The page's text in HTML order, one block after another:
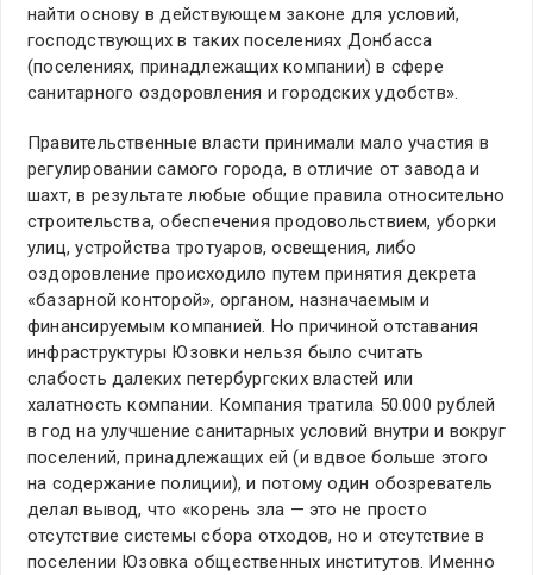
найти основу в действующем законе для условий,
господствующих в таких поселениях Донбасса
(поселениях, принадлежащих компании) в сфере
санитарного оздоровления и городских удобств».
Правительственные власти принимали мало участия в
регулировании самого города, в отличие от завода и
шахт, в результате любые общие правила относительно
строительства, обеспечения продовольствием, уборки
улиц, устройства тротуаров, освещения, либо
оздоровление происходило путем принятия декрета
«базарной конторой», органом, назначаемым и
финансируемым компанией. Но причиной отставания
инфраструктуры Юзовки нельзя было считать
слабость далеких петербургских властей или
халатность компании. Компания тратила 50.000 рублей
в год на улучшение санитарных условий внутри и вокруг
поселений, принадлежащих ей (и вдвое больше этого
на содержание полиции), и потому один обозреватель
делал вывод, что «корень зла — это не просто
отсутствие системы сбора отходов, но и отсутствие в
поселении Юзовка общественных институтов. Именно